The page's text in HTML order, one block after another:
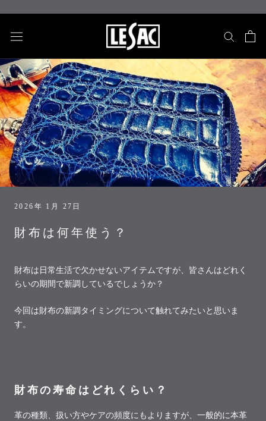
ッ
し
て
コ
ン
テ
ン
ツ
に
移
動
る
2026年 1月 27日
財布は何年使う？
財布は日常生活で欠かせないアイテムですが、皆さんはどれく
らいの期間で新調しているでしょうか？
今回は財布の新調タイミングについて触れてみたいと思いま
す。
財布の寿命はどれくらい？
革の種類、扱い方やケアの頻度にもよりますが、一般的に本革